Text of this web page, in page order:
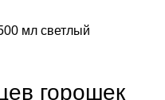
мл светлый
горошек